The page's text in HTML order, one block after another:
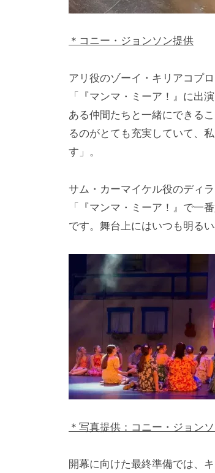
＊コニー・ジョンソン提供
アリ役のゾーイ・キリアコプロ
「『マンマ・ミーア！』に出
ある仲間たちと一緒にできる
るのがとても充実していて、
す」。
サム・カーマイケル役のディ
「『マンマ・ミーア！』で一
です。舞台上にはいつも明る
＊写真提供：コニー・ジョン
開幕に向けた最終準備では、